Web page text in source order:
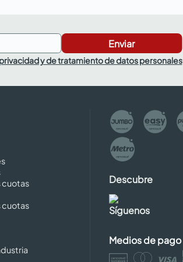
Enviar
y de tratamiento de datos personales
cuotas
cuotas
Descubre
Síguenos
Medios de pago